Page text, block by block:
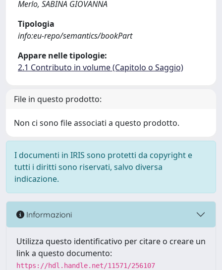
Merlo, SABINA GIOVANNA
Tipologia
info:eu-repo/semantics/bookPart
Appare nelle tipologie:
2.1 Contributo in volume (Capitolo o Saggio)
File in questo prodotto:
Non ci sono file associati a questo prodotto.
I documenti in IRIS sono protetti da copyright e
tutti i diritti sono riservati, salvo diversa
indicazione.
Informazioni
Utilizza questo identificativo per citare o creare un
link a questo documento:
https://hdl.handle.net/11571/256107